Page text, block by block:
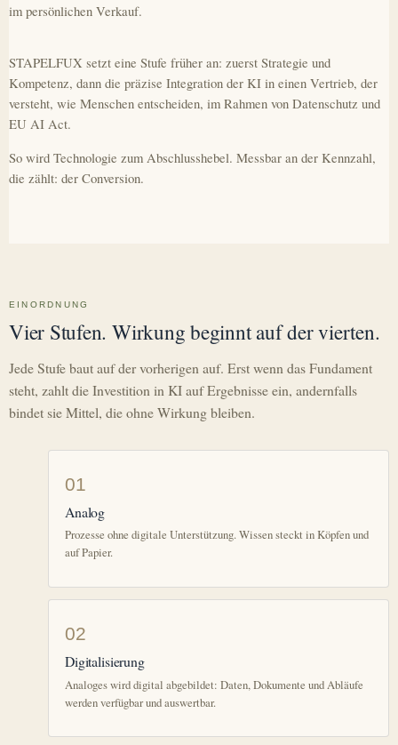
im persönlichen Verkauf.
STAPELFUX setzt eine Stufe früher an: zuerst Strategie und
Kompetenz, dann die präzise Integration der KI in einen Vertrieb, der
versteht, wie Menschen entscheiden, im Rahmen von Datenschutz und
EU AI Act.
So wird Technologie zum Abschlusshebel. Messbar an der Kennzahl,
die zählt: der Conversion.
EINORDNUNG
Vier Stufen. Wirkung beginnt auf der vierten.
Jede Stufe baut auf der vorherigen auf. Erst wenn das Fundament
steht, zahlt die Investition in KI auf Ergebnisse ein, andernfalls
bindet sie Mittel, die ohne Wirkung bleiben.
01
Analog
Prozesse ohne digitale Unterstützung. Wissen steckt in Köpfen und
auf Papier.
02
Digitalisierung
Analoges wird digital abgebildet: Daten, Dokumente und Abläufe
werden verfügbar und auswertbar.